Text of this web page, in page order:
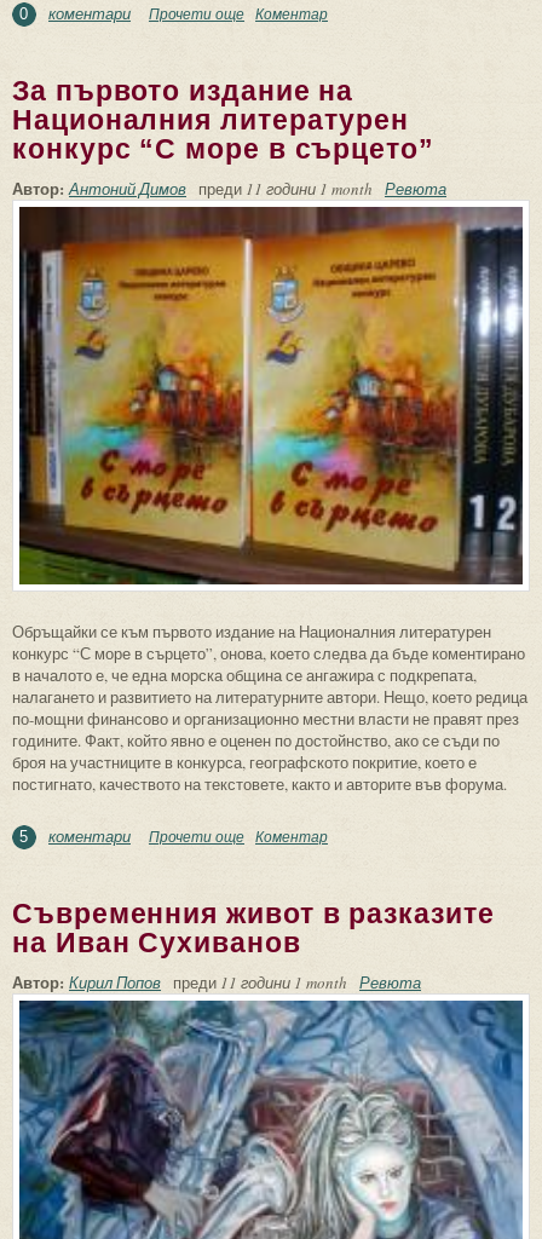
0 коментари Прочети още about Морето като тематичен център в
сърцето”
Коментар
За първото издание на
Националния литературен
конкурс “С море в сърцето”
Автор: Антоний Димов преди 11 години 1 month Ревюта
Обръщайки се към първото издание на Националния литературен
конкурс “С море в сърцето”, онова, което следва да бъде коментирано
в началото е, че една морска община се ангажира с подкрепата,
налагането и развитието на литературните автори. Нещо, което редица
по-мощни финансово и организационно местни власти не правят през
годините. Факт, който явно е оценен по достойнство, ако се съди по
броя на участниците в конкурса, географското покритие, което е
постигнато, качеството на текстовете, както и авторите във форума.
5 коментари Прочети още about За първото издание на
Коментар
Съвременния живот в разказите
на Иван Сухиванов
Автор: Кирил Попов преди 11 години 1 month Ревюта